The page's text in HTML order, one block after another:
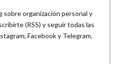
organización personal y
(RSS) y seguir todas las
, Facebooky Telegram.